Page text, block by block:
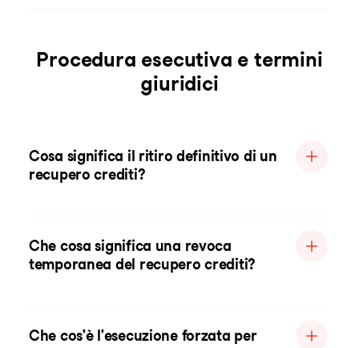
Procedura esecutiva e termini
giuridici
Cosa significa il ritiro definitivo di un
recupero crediti?
Che cosa significa una revoca
temporanea del recupero crediti?
Che cos'è l'esecuzione forzata per